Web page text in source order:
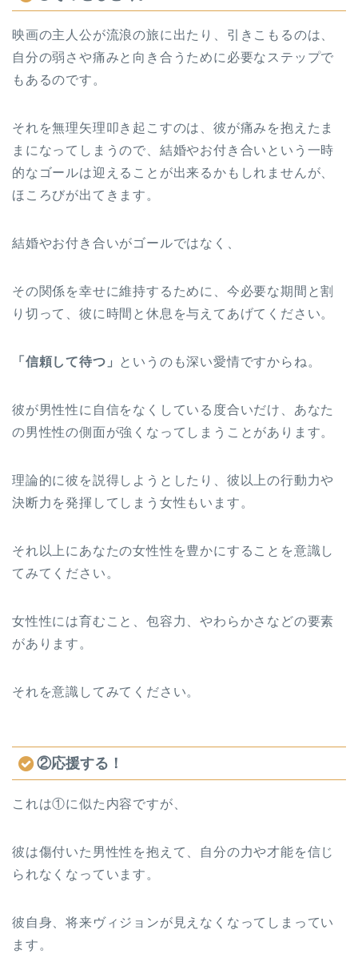
映画の主人公が流浪の旅に出たり、引きこもるのは、
自分の弱さや痛みと向き合うために必要なステップで
もあるのです。
それを無理矢理叩き起こすのは、彼が痛みを抱えたま
まになってしまうので、結婚やお付き合いという一時
的なゴールは迎えることが出来るかもしれませんが、
ほころびが出てきます。
結婚やお付き合いがゴールではなく、
その関係を幸せに維持するために、今必要な期間と割
り切って、彼に時間と休息を与えてあげてください。
「信頼して待つ」 というのも深い愛情ですからね。
彼が男性性に自信をなくしている度合いだけ、あなた
の男性性の側面が強くなってしまうことがあります。
理論的に彼を説得しようとしたり、彼以上の行動力や
決断力を発揮してしまう女性もいます。
それ以上にあなたの女性性を豊かにすることを意識し
てみてください。
女性性には育むこと、包容力、やわらかさなどの要素
があります。
それを意識してみてください。
②応援する！
これは①に似た内容ですが、
彼は傷付いた男性性を抱えて、自分の力や才能を信じ
られなくなっています。
彼自身、将来ヴィジョンが見えなくなってしまってい
ます。